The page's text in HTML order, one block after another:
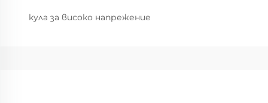
кула за високо напрежение